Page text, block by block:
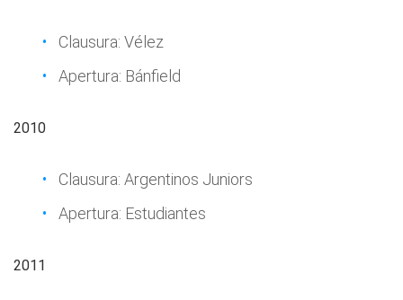
Clausura: Vélez
Apertura: Bánfield
2010
Clausura: Argentinos Juniors
Apertura: Estudiantes
2011